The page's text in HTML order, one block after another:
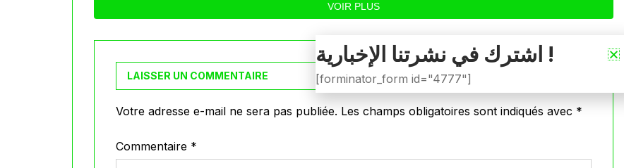
VOIR PLUS
LAISSER UN COMMENTAIRE
Votre adresse e-mail ne sera pas publiée. Les champs obligatoires sont indiqués avec *
Commentaire *
اشترك في نشرتنا الإخبارية !
[forminator_form id="4777"]